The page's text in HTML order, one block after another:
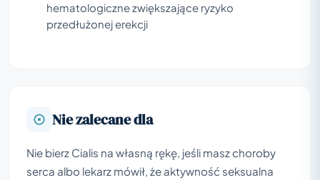
hematologiczne zwiększające ryzyko
przedłużonej erekcji
Nie zalecane dla
Nie bierz Cialis na własną rękę, jeśli masz choroby
serca albo lekarz mówił, że aktywność seksualna